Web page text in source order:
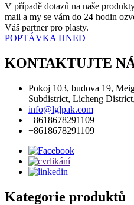
V případě dotazů na naše
mail a my se vám do 24 hodin
Váš partner pro plasty.
POPTÁVKA HNED
KONTAKTUJTE
Pokoj 103, budova 19,
Subdistrict, Licheng
info@lglpak.com
+8618678291109
+8618678291109
Kategorie produktů